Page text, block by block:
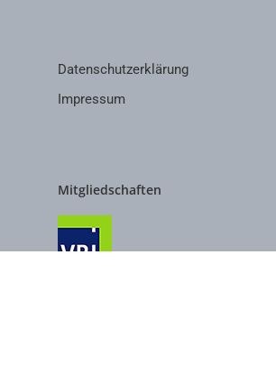
Datenschutzerklärung
Impressum
Mitgliedschaften